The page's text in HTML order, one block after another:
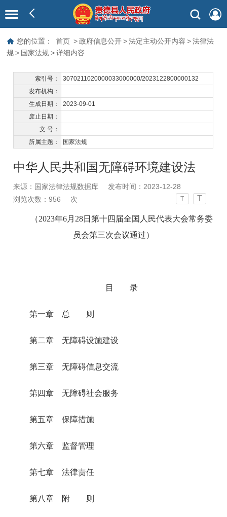
您的位置： 首页 > 政府信息公开 > 法定主动公开内容 > 法律法
规 > 国家法规 > 详细内容
索引号：
3070211020000033000000/2023122800000132
发布机构：
生成日期：
2023-09-01
废止日期：
文 号：
所属主题：
国家法规
中华人民共和国无障碍环境建设法
来源：国家法律法规数据库
发布时间：2023-12-28
浏览次数：956 次 T T
（2023年6月28日第十四届全国人民代表大会常务委
员会第三次会议通过）
目 录
第一章 总 则
第二章 无障碍设施建设
第三章 无障碍信息交流
第四章 无障碍社会服务
第五章 保障措施
第六章 监督管理
第七章 法律责任
第八章 附 则